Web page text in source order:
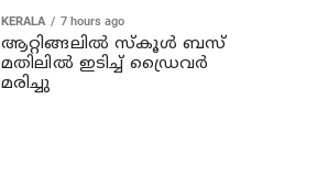
KERALA 7 hours ago
ആറ്റിങ്ങലില്‍ സ്‌കൂള്‍ ബസ്
മതിലില്‍ ഇടിച്ച് ഡ്രൈവര്‍
മരിച്ചു